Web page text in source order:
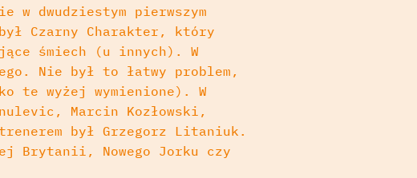
w dwudziestym pierwszym
Czarny Charakter, który
śmiech (u innych). W
Nie był to łatwy problem,
te wyżej wymienione). W
Marcin Kozłowski,
był Grzegorz Litaniuk.
Brytanii, Nowego Jorku czy